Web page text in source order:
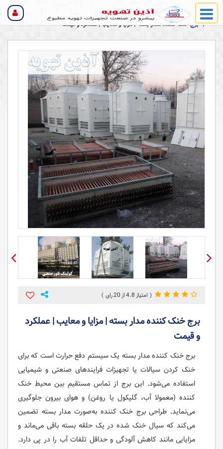
برج خنک کن و قطعات کولینگ تاور
برج خنک کننده مدار بسته | مزایا و معایب | عملکرد و قیمت
4.8
20
برج خنک کننده مدار بسته | مزایا و معایب | عملکرد
و قیمت
برج خنک کننده مدار بسته یک سیستم دفع حرارت است که برای
خنک کردن سیالات یا تجهیزات فرایندهای صنعتی و شیمیایی
استفاده می‌شود. این برج از تماس مستقیم بین محیط خنک
کننده (معمولا آب، گلیکول یا روغن) و هوای بیرون جلوگیری
می‌نماید. طراحی برج خنک کننده به‌صورت مدار بسته تضمین
می‌کند که سیال خنک شده در یک حلقه بسته باقی می‌ماند و
مزایایی مانند کاهش آلودگی و حداقل تلفات آب را در پی دارد.